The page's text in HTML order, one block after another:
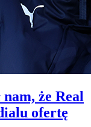
że Real
ofertę